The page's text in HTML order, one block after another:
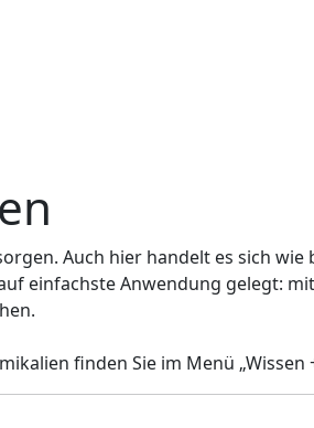
Auch hier handelt es sich
einfachste Anwendung gelegt:
finden Sie im Menü „Wissen